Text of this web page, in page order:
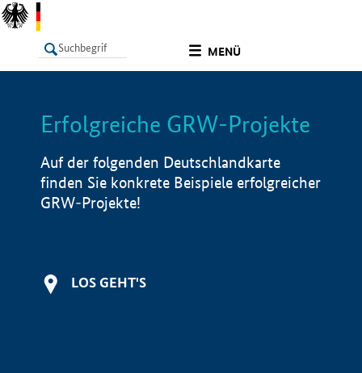
MENÜ
LISTE Info
Erfolgreiche GRW-Projekte
Auf der folgenden Deutschlandkarte
finden Sie konkrete Beispiele erfolgreicher
GRW-Projekte!
LOS GEHT'S